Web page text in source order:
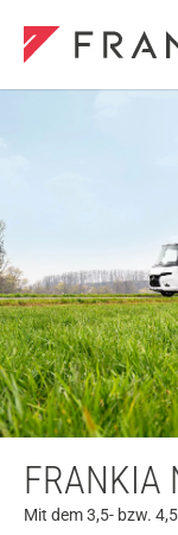
FRANKIA
Mit dem 3,5- bzw.